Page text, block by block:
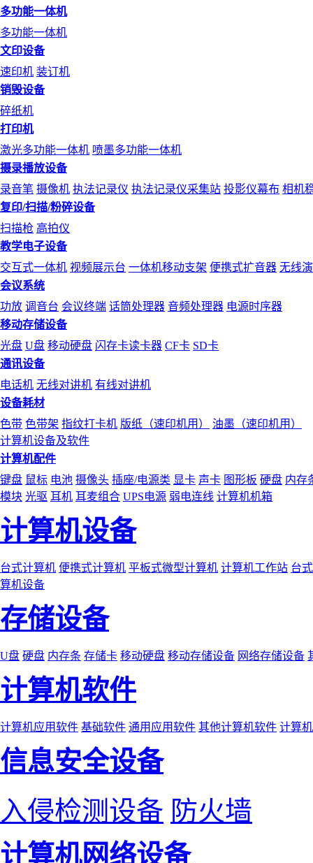
多功能一体机
多功能一体机
文印设备
速印机 装订机
销毁设备
碎纸机
打印机
激光多功能一体机 喷墨多功能一体机
摄录播放设备
录音笔 摄像机 执法记录仪 执法记录仪采集站 投影仪幕布 相机
复印/扫描/粉碎设备
扫描枪 高拍仪
教学电子设备
交互式一体机 视频展示台 一体机移动支架 便携式扩音器 无线
会议系统
功放 调音台 会议终端 话筒处理器 音频处理器 电源时序器
移动存储设备
光盘 U盘 移动硬盘 闪存卡读卡器 CF卡 SD卡
通讯设备
电话机 无线对讲机 有线对讲机
设备耗材
色带 色带架 指纹打卡机 版纸（速印机用）
油墨（速印机用）
计算机设备及软件
计算机配件
键盘 鼠标 电池 摄像头 插座/电源类 显卡 声卡 图形板 硬盘 内存
模块 光驱 耳机 耳麦组合 UPS电源 弱电连线 计算机机箱
计算机设备
台式计算机 便携式计算机 平板式微型计算机 计算机工作站 台
算机设备
存储设备
U盘 硬盘 内存条 存储卡 移动硬盘 移动存储设备 网络存储设备
计算机软件
计算机应用软件 基础软件 通用应用软件 其他计算机软件 计算
信息安全设备
入侵检测设备 防火墙
计算机网络设备